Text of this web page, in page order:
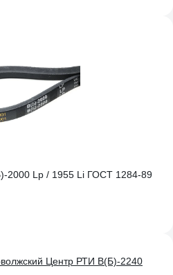
2000 Lp / 1955 Li ГОСТ 1284-89